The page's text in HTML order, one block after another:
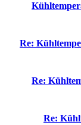
Re:
Re:
Re: